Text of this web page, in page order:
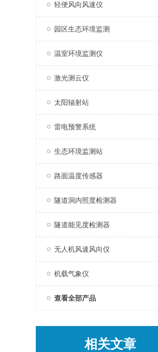
轻便风向风速仪
园区生态环境监测
温室环境监测仪
激光测云仪
太阳辐射站
雷电预警系统
生态环境监测站
路面温度传感器
隧道洞内照度检测器
隧道能见度检测器
无人机风速风向仪
机载气象仪
查看全部产品
相关文章